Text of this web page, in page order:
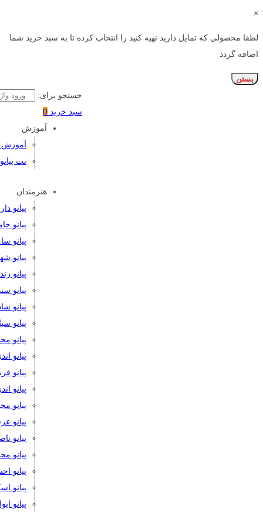
×
لطفا محصولی که تمایل دارید تهیه کنید را انتخاب کرده تا به سبد خرید شما
اضافه گردد
بستن
جستجو برای:
سبد خرید 0
آموزش
آموزش
نت پیانو
هنرمندان
پیانو
پیانو
پیانو
پیانو
پیانو
پیانو
پیانو
پیانو
پیانو
پیانو
پیانو
پیانو
پیانو
پیانو
پیانو
پیانو
پیانو
پیانو
پیانو